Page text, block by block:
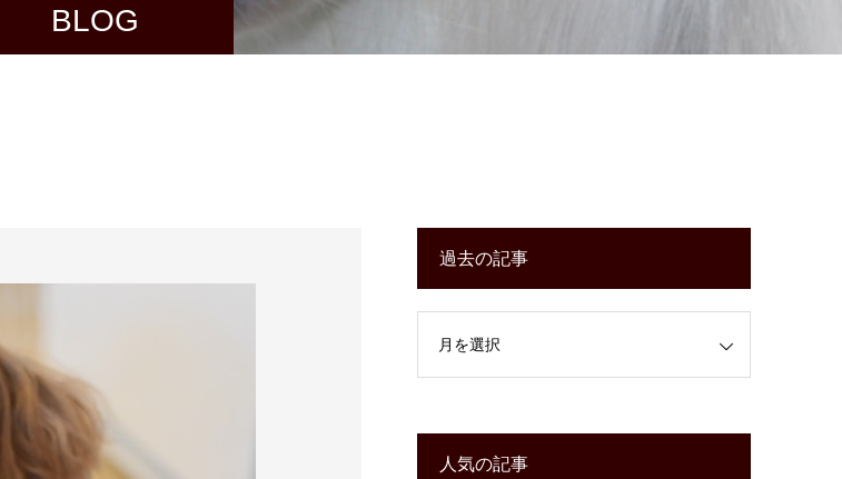
BLOG
過去の記事
人気の記事